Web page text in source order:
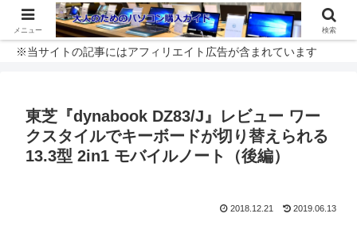
※当サイトの記事にはアフィリエイト広告が含まれています
東芝『dynabook DZ83/J』レビュー ワー
クスタイルでキーボードが切り替えられる
13.3型 2in1 モバイルノート（後編）
2018.12.21 2019.06.13
メニュー 検索